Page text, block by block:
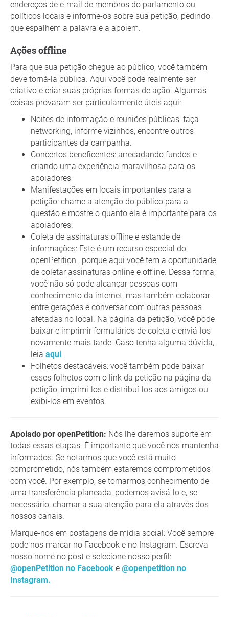
endereços de e-mail de membros do parlamento ou
políticos locais e informe-os sobre sua petição, pedindo
que espalhem a palavra e a apoiem.
Ações offline
Para que sua petição chegue ao público, você também
deve torná-la pública. Aqui você pode realmente ser
criativo e criar suas próprias formas de ação. Algumas
coisas provaram ser particularmente úteis aqui:
Noites de informação e reuniões públicas: faça
networking, informe vizinhos, encontre outros
participantes da campanha.
Concertos beneficentes: arrecadando fundos e
criando uma experiência maravilhosa para os
apoiadores
Manifestações em locais importantes para a
petição: chame a atenção do público para a
questão e mostre o quanto ela é importante para os
apoiadores.
Coleta de assinaturas offline e estande de
informações: Este é um recurso especial do
openPetition , porque aqui você tem a oportunidade
de coletar assinaturas online e offline. Dessa forma,
você não só pode alcançar pessoas com
conhecimento da internet, mas também colaborar
entre gerações e conversar com outras pessoas
afetadas no local. Na página da petição, você pode
baixar e imprimir formulários de coleta e enviá-los
novamente mais tarde. Caso tenha alguma dúvida,
leia aqui.
Folhetos destacáveis: você também pode baixar
esses folhetos com o link da petição na página da
petição, imprimi-los e distribuí-los aos amigos ou
exibi-los em eventos.
Apoiado por openPetition: Nós lhe daremos suporte em
todas essas etapas. É importante que você nos mantenha
informados. Se notarmos que você está muito
comprometido, nós também estaremos comprometidos
com você. Por exemplo, se tomarmos conhecimento de
uma transferência planeada, podemos avisá-lo e, se
necessário, chamar a sua atenção para ela através dos
nossos canais.
Marque-nos em postagens de mídia social: Você sempre
pode nos marcar no Facebook e no Instagram. Escreva
nosso nome no post e selecione nosso perfil:
@openPetition no Facebook e @openpetition no
Instagram.